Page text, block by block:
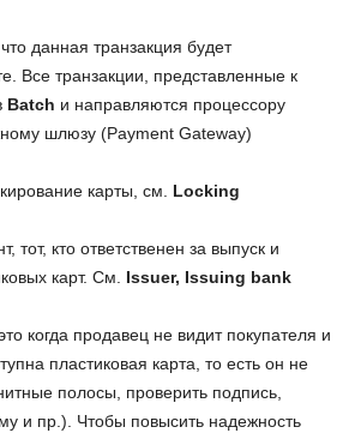
данная транзакция будет
Все транзакции, представленные к
Batch и направляются процессору
шлюзу (Payment Gateway)
карты, см. Locking
тот, кто ответственен за выпуск и
карт. См. Issuer, Issuing bank
когда продавец не видит покупателя и
пластиковая карта, то есть он не
полосы, проверить подпись,
и пр.). Чтобы повысить надежность